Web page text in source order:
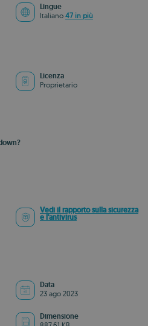
Lingue
Italiano 47 in più
Licenza
Proprietario
Vedi il rapporto sulla sicurezza
e l'antivirus
Data
23 ago 2023
Dimensione